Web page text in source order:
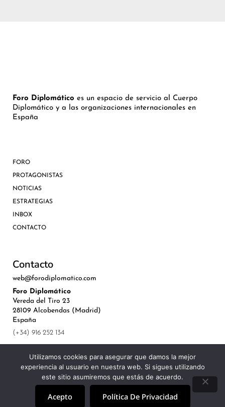
Foro Diplomático es un espacio de servicio al Cuerpo
Diplomático y a las organizaciones internacionales en
España
FORO
PROTAGONISTAS
NOTICIAS
ESTRATEGIAS
INBOX
CONTACTO
Contacto
web@forodiplomatico.com
Foro Diplomático
Vereda del Tiro 23
28109 Alcobendas (Madrid)
España
(+34) 916 252 134
Utilizamos cookies para asegurar que damos la mejor
experiencia al usuario en nuestra web. Si sigues utilizando
este sitio asumiremos que estás de acuerdo.
Acepto Política De Privacidad